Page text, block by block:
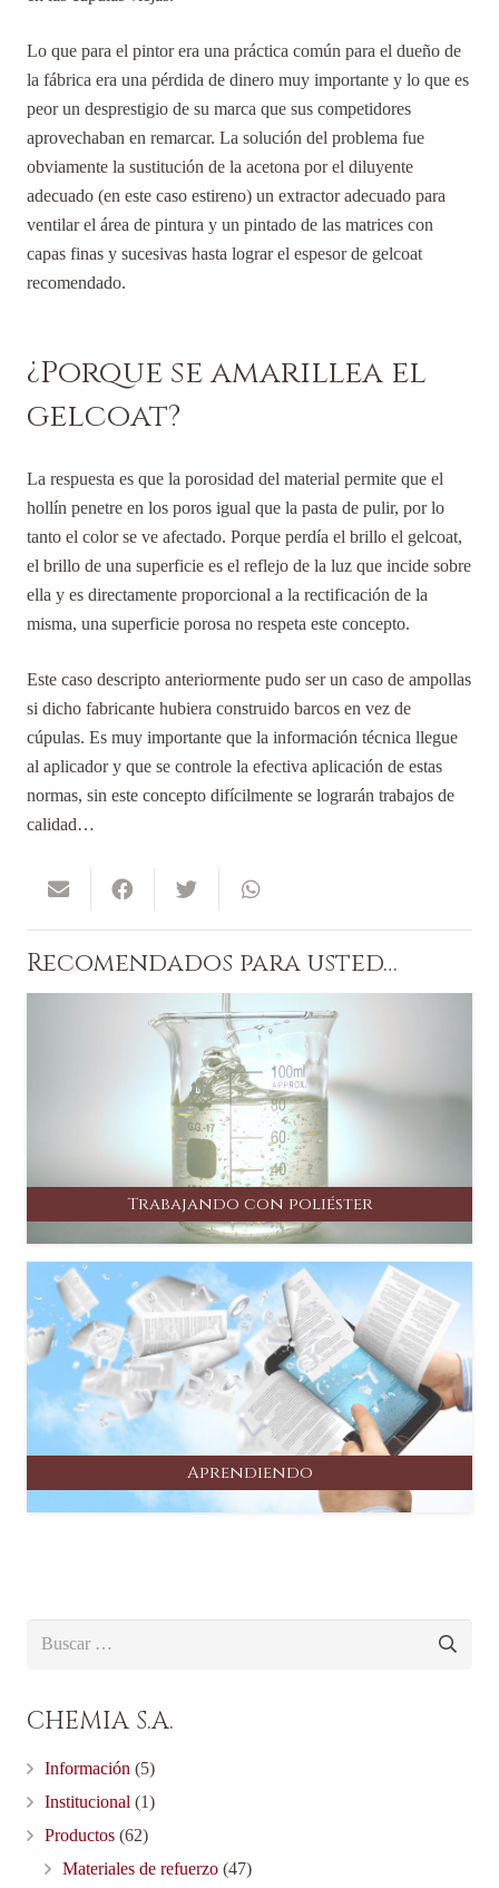
Lo que para el pintor era una práctica común para el dueño de
la fábrica era una pérdida de dinero muy importante y lo que es
peor un desprestigio de su marca que sus competidores
aprovechaban en remarcar. La solución del problema fue
obviamente la sustitución de la acetona por el diluyente
adecuado (en este caso estireno) un extractor adecuado para
ventilar el área de pintura y un pintado de las matrices con
capas finas y sucesivas hasta lograr el espesor de gelcoat
recomendado.
¿Porque se amarillea el
gelcoat?
La respuesta es que la porosidad del material permite que el
hollín penetre en los poros igual que la pasta de pulir, por lo
tanto el color se ve afectado. Porque perdía el brillo el gelcoat,
el brillo de una superficie es el reflejo de la luz que incide sobre
ella y es directamente proporcional a la rectificación de la
misma, una superficie porosa no respeta este concepto.
Este caso descripto anteriormente pudo ser un caso de ampollas
si dicho fabricante hubiera construido barcos en vez de
cúpulas. Es muy importante que la información técnica llegue
al aplicador y que se controle la efectiva aplicación de estas
normas, sin este concepto difícilmente se lograrán trabajos de
calidad…
Recomendados para usted…
Trabajando con poliéster
Aprendiendo
CHEMIA S.A.
Información (5)
Institucional (1)
Productos (62)
Materiales de refuerzo (47)